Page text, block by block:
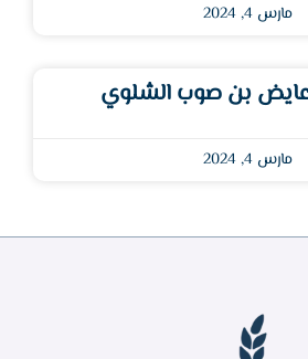
مارس 4, 2024
بن صوب الشلوي
مارس 4, 2024